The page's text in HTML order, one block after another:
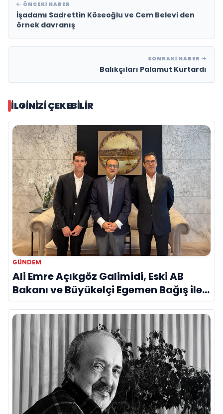
ÖNCEKI HABER
İşadamı Sadrettin Köseoğlu ve Cem Belevi den
örnek davranış
SONRAKI HABER
Balıkçıları Palamut Kurtardı
İLGINIZI ÇEKEBILIR
GÜNDEM
Ali Emre Açıkgöz Galimidi, Eski AB
Bakanı ve Büyükelçi Egemen Bağış ile
Bir Araya Geldi